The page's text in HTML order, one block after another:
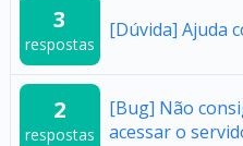
3
respostas
[Dúvida] Ajuda
2
respostas
[Bug] Não
acessar o